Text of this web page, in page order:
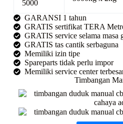
5000
GARANSI 1 tahun
GRATIS sertifikat TERA
GRATIS service selama masa
GRATIS tas cantik serbaguna
Memiliki izin tipe
Spareparts tidak perlu impor
Memiliki service center
Timbangan